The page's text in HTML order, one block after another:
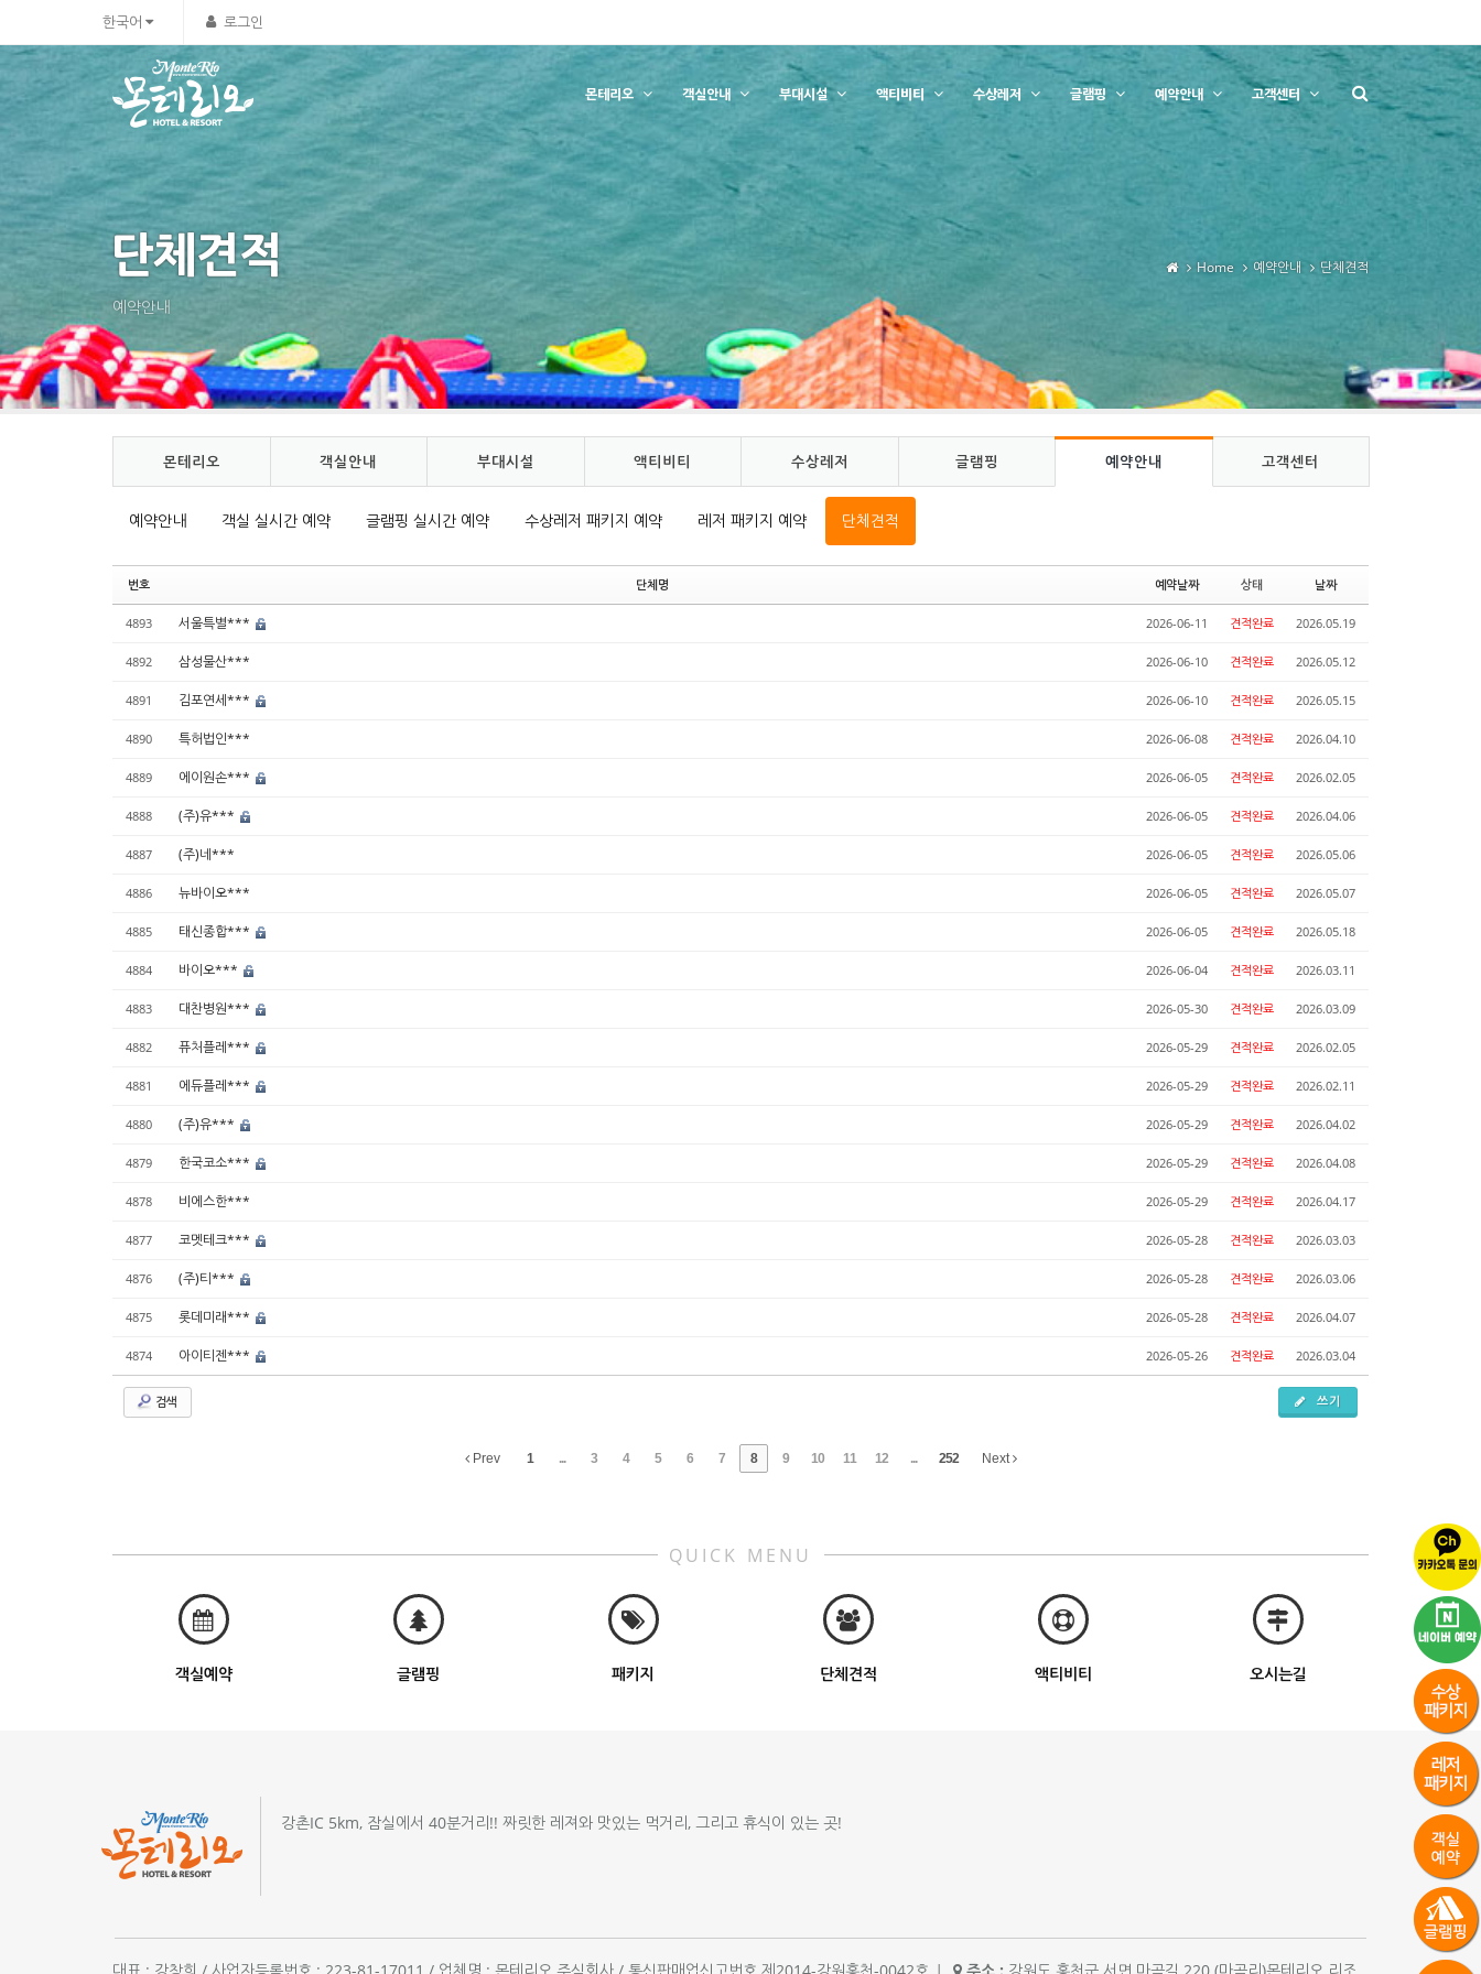
한국어 로그인
몬테리오 객실안내 부대시설 액티비티 수상레저 글램핑 예약안내 고객센터
단체견적
예약안내
Home 예약안내 단체견적
몬테리오 객실안내 부대시설 액티비티 수상레저 글램핑 예약안내 고객센터
예약안내 객실 실시간 예약 글램핑 실시간 예약 수상레저 패키지 예약 레저 패키지 예약 단체견적
번호 단체명 예약날짜 상태 날짜
4893 서울특별*** 2026-06-11 견적완료 2026.05.19
4892 삼성물산*** 2026-06-10 견적완료 2026.05.12
4891 김포연세*** 2026-06-10 견적완료 2026.05.15
4890 특허법인*** 2026-06-08 견적완료 2026.04.10
4889 에이원손*** 2026-06-05 견적완료 2026.02.05
4888 (주)유*** 2026-06-05 견적완료 2026.04.06
4887 (주)네*** 2026-06-05 견적완료 2026.05.06
4886 뉴바이오*** 2026-06-05 견적완료 2026.05.07
4885 태신종합*** 2026-06-05 견적완료 2026.05.18
4884 바이오*** 2026-06-04 견적완료 2026.03.11
4883 대찬병원*** 2026-05-30 견적완료 2026.03.09
4882 퓨처플레*** 2026-05-29 견적완료 2026.02.05
4881 에듀플레*** 2026-05-29 견적완료 2026.02.11
4880 (주)유*** 2026-05-29 견적완료 2026.04.02
4879 한국코소*** 2026-05-29 견적완료 2026.04.08
4878 비에스한*** 2026-05-29 견적완료 2026.04.17
4877 코멧테크*** 2026-05-28 견적완료 2026.03.03
4876 (주)티*** 2026-05-28 견적완료 2026.03.06
4875 롯데미래*** 2026-05-28 견적완료 2026.04.07
4874 아이티젠*** 2026-05-26 견적완료 2026.03.04
검색 쓰기
Prev 1 ... 3 4 5 6 7 8 9 10 11 12 ... 252 Next
QUICK MENU
객실예약 글램핑 패키지 단체견적 액티비티 오시는길
강촌IC 5km, 잠실에서 40분거리!! 짜릿한 레져와 맛있는 먹거리, 그리고 휴식이 있는 곳!
Sketchbook5, 스케치북5